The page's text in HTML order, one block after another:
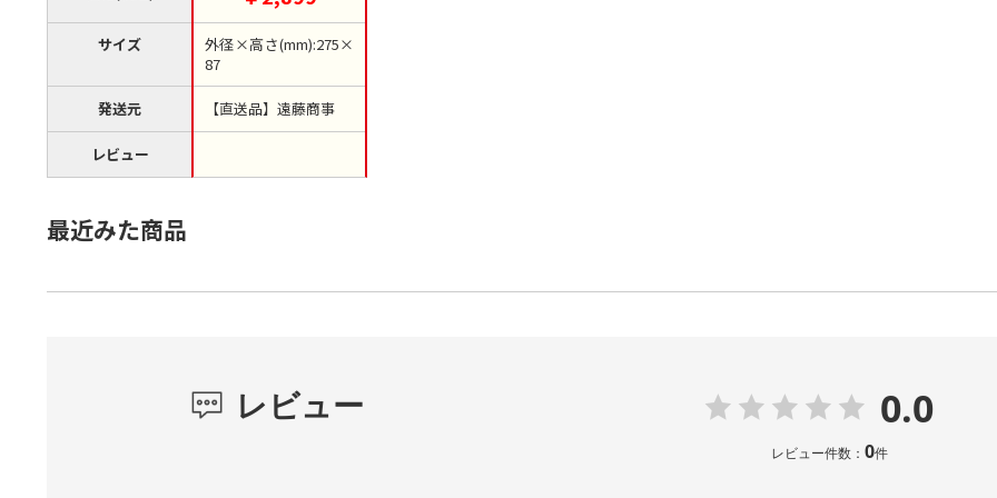
サイズ
発送元
レビュー
外径×高さ(mm):275×
87
【直送品】遠藤商事
最近みた商品
レビュー 0.0
レビュー件数： 0件